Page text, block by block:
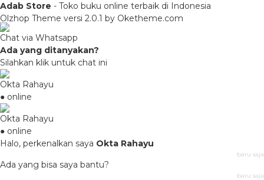
Adab Store - Toko buku online terbaik di Indonesia
Olzhop Theme versi 2.0.1 by Oketheme.com
Chat via Whatsapp
Ada yang ditanyakan?
Silahkan klik untuk chat ini
Okta Rahayu
● online
Okta Rahayu
● online
Halo, perkenalkan saya Okta Rahayu
baru saja
Ada yang bisa saya bantu?
baru saja